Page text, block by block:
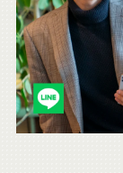
ら
も
チ
ェ